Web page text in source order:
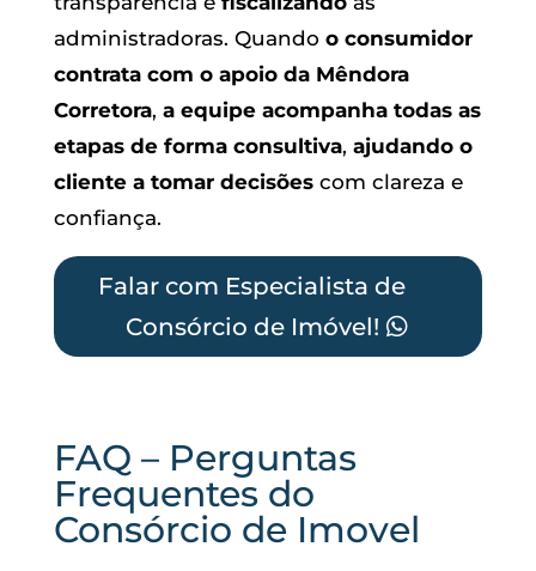
administradoras. Quando o consumidor
contrata com o apoio da Mêndora
Corretora, a equipe acompanha todas as
etapas de forma consultiva, ajudando o
cliente a tomar decisõescom clareza e
confiança.
Falar com Especialista de
Consórcio de Imóvel!
FAQ – Perguntas
Frequentes do
Consórcio de Imovel